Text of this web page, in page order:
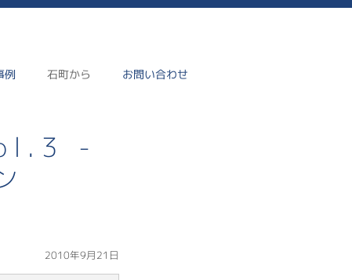
例 石町から お問い合わせ
-
2010年9月21日